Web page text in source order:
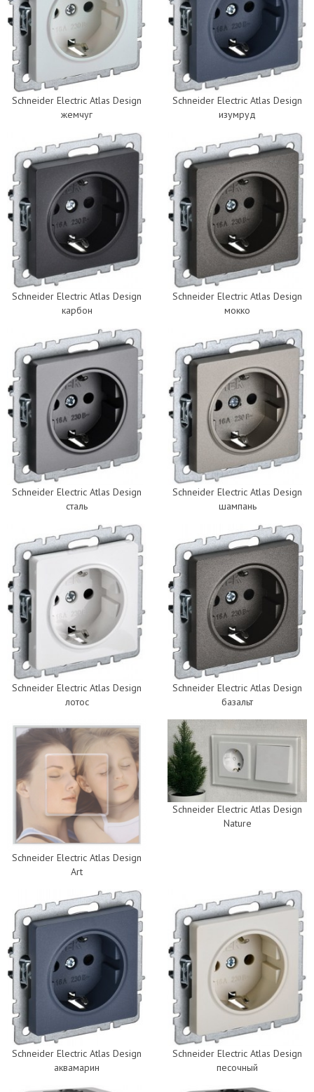
Schneider Electric Atlas Design
жемчуг
Schneider Electric Atlas Design
изумруд
Schneider Electric Atlas Design
карбон
Schneider Electric Atlas Design
мокко
Schneider Electric Atlas Design
сталь
Schneider Electric Atlas Design
шампань
Schneider Electric Atlas Design
лотос
Schneider Electric Atlas Design
базальт
Schneider Electric Atlas Design
Art
Schneider Electric Atlas Design
Nature
Schneider Electric Atlas Design
аквамарин
Schneider Electric Atlas Design
песочный